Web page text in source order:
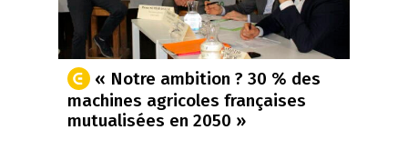
« Notre ambition ? 30 % des
machines agricoles françaises
mutualisées en 2050 »